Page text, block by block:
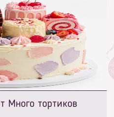
Много тортиков